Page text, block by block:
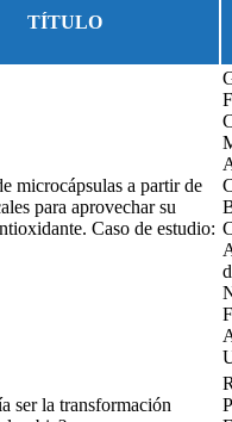
TÍTULO
microcápsulas a partir de
para aprovechar su
Caso de estudio:
ser la transformación